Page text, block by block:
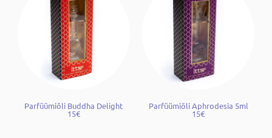
Parfüümiõli Buddha Delight
15€
Parfüümiõli Aphrodesia 5ml
15€